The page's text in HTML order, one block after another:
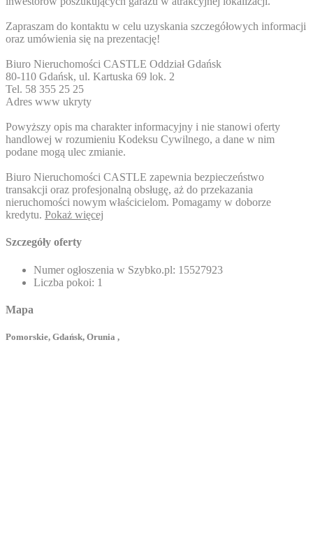
Zapraszam do kontaktu w celu uzyskania szczegółowych informacji
oraz umówienia się na prezentację!
Biuro Nieruchomości CASTLE Oddział Gdańsk
80-110 Gdańsk, ul. Kartuska 69 lok. 2
Tel. 58 355 25 25
Adres www ukryty
Powyższy opis ma charakter informacyjny i nie stanowi oferty
handlowej w rozumieniu Kodeksu Cywilnego, a dane w nim
podane mogą ulec zmianie.
Biuro Nieruchomości CASTLE zapewnia bezpieczeństwo
transakcji oraz profesjonalną obsługę, aż do przekazania
nieruchomości nowym właścicielom. Pomagamy w doborze
kredytu. Pokaż więcej
Szczegóły oferty
Numer ogłoszenia w Szybko.pl: 15527923
Liczba pokoi: 1
Mapa
Pomorskie, Gdańsk, Orunia ,